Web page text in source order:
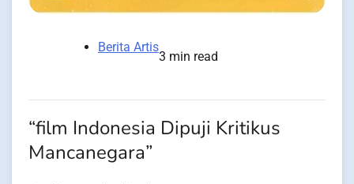
Berita Artis
3 min read
“film Indonesia Dipuji Kritikus
Mancanegara”